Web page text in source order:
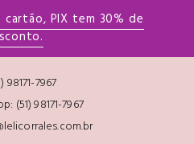
PIX tem 30% de
98171-7967
(51) 98171-7967